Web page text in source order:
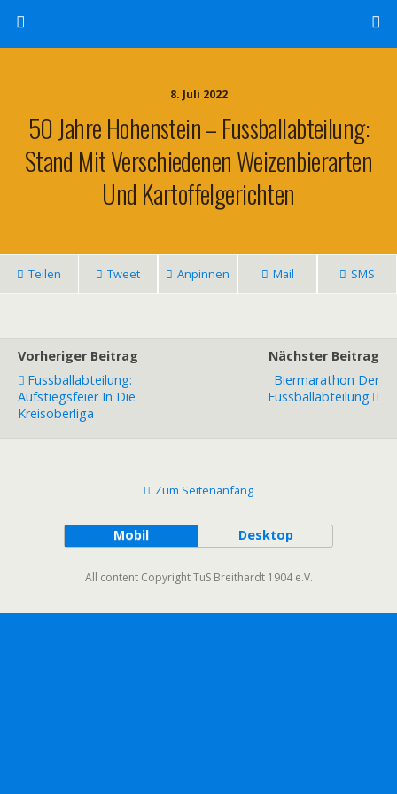
8. Juli 2022
50 Jahre Hohenstein – Fussballabteilung:
Stand Mit Verschiedenen Weizenbierarten
Und Kartoffelgerichten
Teilen Tweet Anpinnen Mail SMS
Vorheriger Beitrag
Fussballabteilung:
Aufstiegsfeier In Die
Kreisoberliga
Nächster Beitrag
Biermarathon Der
Fussballabteilung
Zum Seitenanfang
Mobil Desktop
All content Copyright TuS Breithardt 1904 e.V.